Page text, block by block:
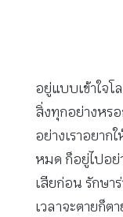
อยู่แบบเข้าใจโ
สิ่งทุกอย่างหร
อย่างเราอยาก
หมด ก็อยู่ไปอย่
เสียก่อน รักษา
เวลาจะตายก็